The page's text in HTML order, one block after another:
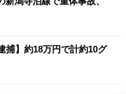
捕】約18万円で計約10グ